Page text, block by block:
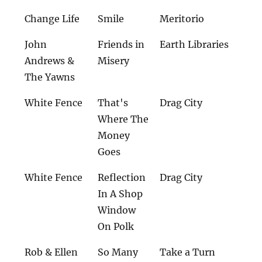
Change Life Smile Meritorio
John
Andrews &
The Yawns
Friends in
Misery
Earth Libraries
White Fence
That's
Where The
Money
Goes
Drag City
White Fence
Reflection
In A Shop
Window
On Polk
Drag City
Rob & Ellen
So Many
Take a Turn